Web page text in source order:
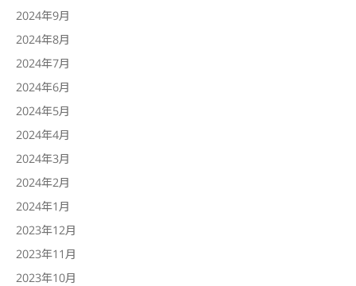
2024年9月
2024年8月
2024年7月
2024年6月
2024年5月
2024年4月
2024年3月
2024年2月
2024年1月
2023年12月
2023年11月
2023年10月